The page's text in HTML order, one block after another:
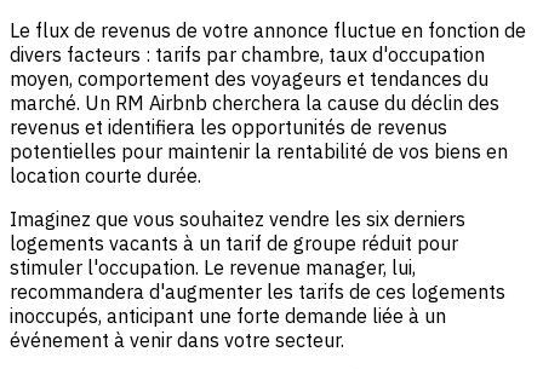
Le flux de revenus de votre annonce fluctue en fonction de
divers facteurs : tarifs par chambre, taux d'occupation
moyen, comportement des voyageurs et tendances du
marché. Un RM Airbnb cherchera la cause du déclin des
revenus et identifiera les opportunités de revenus
potentielles pour maintenir la rentabilité de vos biens en
location courte durée.
Imaginez que vous souhaitez vendre les six derniers
logements vacants à un tarif de groupe réduit pour
stimuler l'occupation. Le revenue manager, lui,
recommandera d'augmenter les tarifs de ces logements
inoccupés, anticipant une forte demande liée à un
événement à venir dans votre secteur.